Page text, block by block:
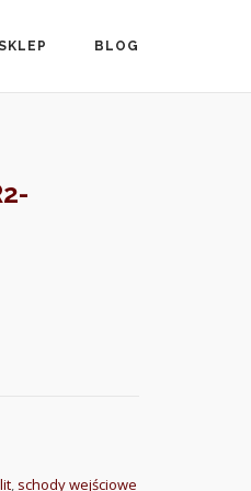
BLOG
, schody wejściowe